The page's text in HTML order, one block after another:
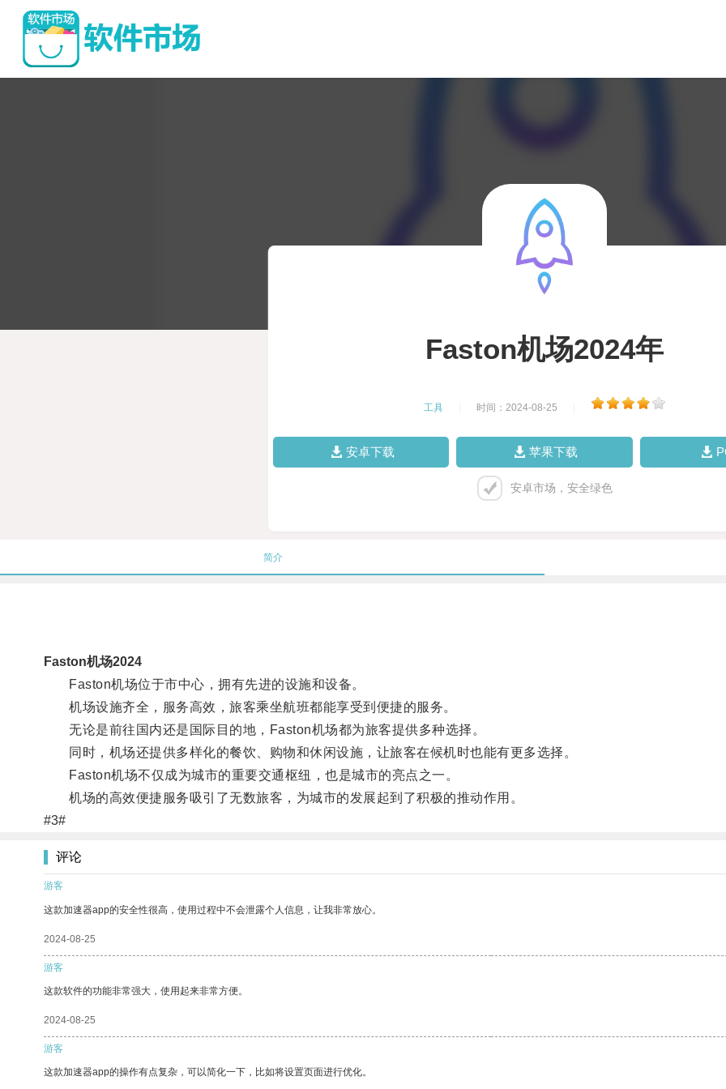
Faston机场2024年
工具 时间：2024-08-25
安卓下载 苹果下载
安卓市场，安全绿色
简介
Faston机场2024
Faston机场位于市中心，拥有先进的设施和设备。
机场设施齐全，服务高效，旅客乘坐航班都能享受到便捷的服务。
无论是前往国内还是国际目的地，Faston机场都为旅客提供多种选择。
同时，机场还提供多样化的餐饮、购物和休闲设施，让旅客在候机时也能有更多选择。
Faston机场不仅成为城市的重要交通枢纽，也是城市的亮点之一。
机场的高效便捷服务吸引了无数旅客，为城市的发展起到了积极的推动作用。
#3#
评论
游客
这款加速器app的安全性很高，使用过程中不会泄露个人信息，让我非常放心。
2024-08-25
游客
这款软件的功能非常强大，使用起来非常方便。
2024-08-25
游客
这款加速器app的操作有点复杂，可以简化一下，比如将设置页面进行优化。